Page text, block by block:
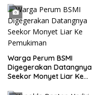
bersama Personilnya
Membagikan Bendera Merah
Putih Berserta Tiangnya
Warga Perum BSMI
Digegerakan Datangnya
Seekor Monyet Liar Ke